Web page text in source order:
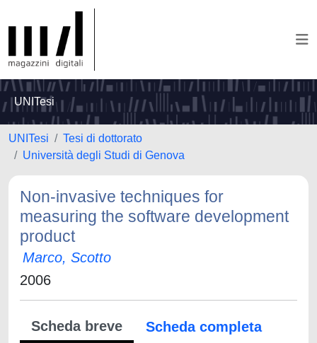
UNITesi
UNITesi
Tesi di dottorato
Università degli Studi di Genova
Non-invasive techniques for
measuring the software development
product
Marco, Scotto
2006
Scheda breve
Scheda completa